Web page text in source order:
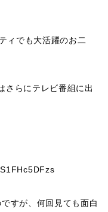
ィでも大活躍のお二
さらにテレビ番組に出
すが、何回見ても面白